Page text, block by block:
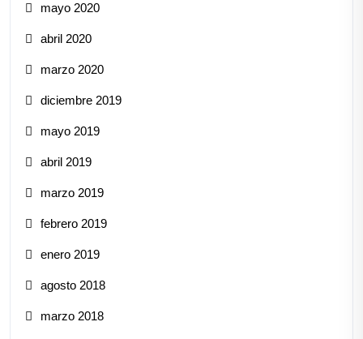
mayo 2020
abril 2020
marzo 2020
diciembre 2019
mayo 2019
abril 2019
marzo 2019
febrero 2019
enero 2019
agosto 2018
marzo 2018